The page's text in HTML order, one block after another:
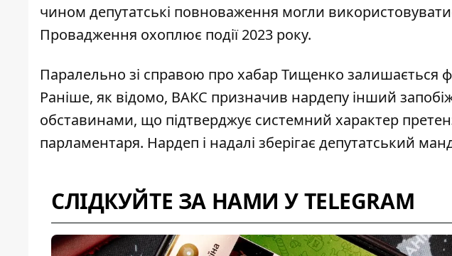
чином депутатські повноваження могли
Провадження охоплює події 2023 року.
Паралельно зі справою про хабар Тищенко залишається
Раніше, як відомо, ВАКС призначив нардепу інший
обставинами, що підтверджує системний характер
парламентаря. Нардеп і надалі зберігає депутатський
СЛІДКУЙТЕ ЗА НАМИ У TELEGRAM